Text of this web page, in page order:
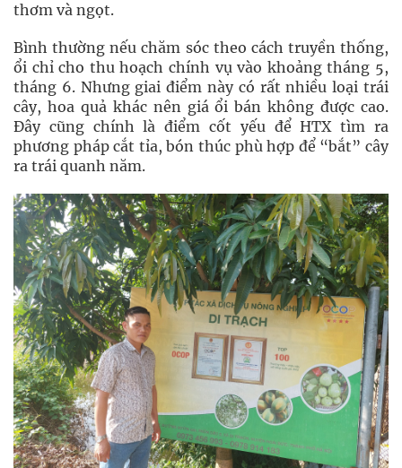
thơm và ngọt.
Bình thường nếu chăm sóc theo cách truyền thống,
ổi chỉ cho thu hoạch chính vụ vào khoảng tháng 5,
tháng 6. Nhưng giai điểm này có rất nhiều loại trái
cây, hoa quả khác nên giá ổi bán không được cao.
Đây cũng chính là điểm cốt yếu để HTX tìm ra
phương pháp cắt tỉa, bón thúc phù hợp để “bắt” cây
ra trái quanh năm.